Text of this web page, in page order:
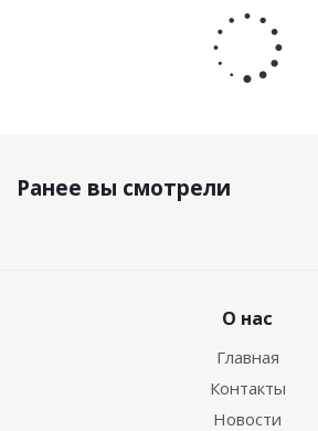
Ранее вы смотрели
О нас
Главная
Контакты
Новости